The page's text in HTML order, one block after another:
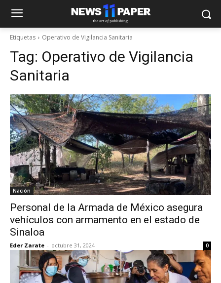
Etiquetas Operativo de Vigilancia Sanitaria
Tag: Operativo de Vigilancia
Sanitaria
Nación
Personal de la Armada de México asegura
vehículos con armamento en el estado de
Sinaloa
Eder Zarate - octubre 31, 2024 0